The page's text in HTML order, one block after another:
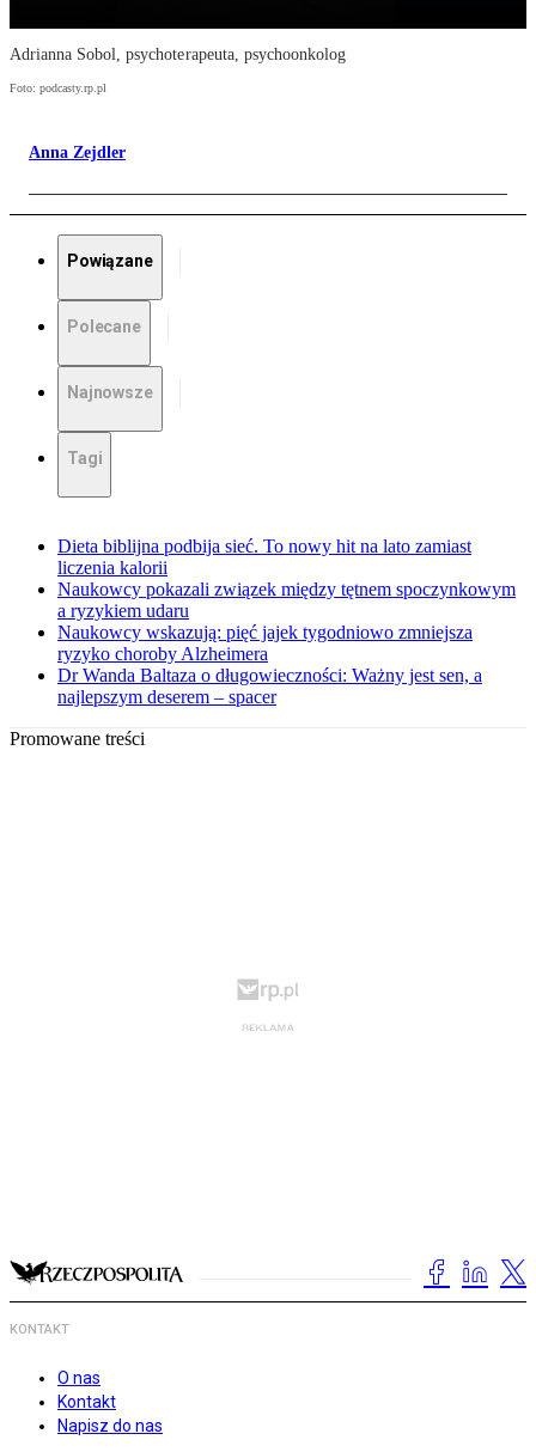
Adrianna Sobol, psychoterapeuta, psychoonkolog
Foto: podcasty.rp.pl
Anna Zejdler
Powiązane
Polecane
Najnowsze
Tagi
Dieta biblijna podbija sieć. To nowy hit na lato zamiast
liczenia kalorii
Naukowcy pokazali związek między tętnem spoczynkowym
a ryzykiem udaru
Naukowcy wskazują: pięć jajek tygodniowo zmniejsza
ryzyko choroby Alzheimera
Dr Wanda Baltaza o długowieczności: Ważny jest sen, a
najlepszym deserem – spacer
Promowane treści
KONTAKT
O nas
Kontakt
Napisz do nas